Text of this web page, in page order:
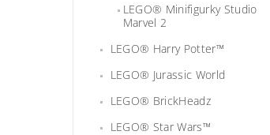
LEGO® Minifigurky Studio
Marvel 2
LEGO® Harry Potter™
LEGO® Jurassic World
LEGO® BrickHeadz
LEGO® Star Wars™